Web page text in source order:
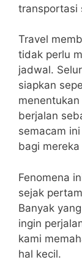
transportasi
Travel
tidak perlu
jadwal.
siapkan
berjalan
semacam
bagi
Fenomena
sejak
Banyak
ingin
kami
hal kecil.